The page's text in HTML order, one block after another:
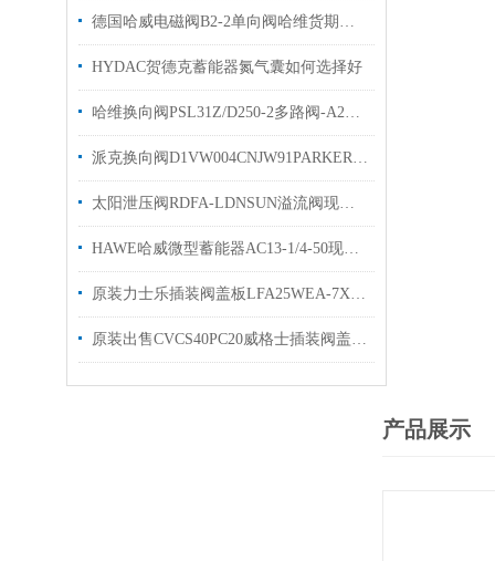
德国哈威电磁阀B2-2单向阀哈维货期短欢迎选购
HYDAC贺德克蓄能器氮气囊如何选择好
哈维换向阀PSL31Z/D250-2多路阀-A2L25/25EA2两联
派克换向阀D1VW004CNJW91PARKER电磁阀库存
太阳泄压阀RDFA-LDNSUN溢流阀现货出售欢迎选购
HAWE哈威微型蓄能器AC13-1/4-50现货库存原装出售
原装力士乐插装阀盖板LFA25WEA-7X R10900912680简介
原装出售CVCS40PC20威格士插装阀盖板vickers电磁阀
产品展示